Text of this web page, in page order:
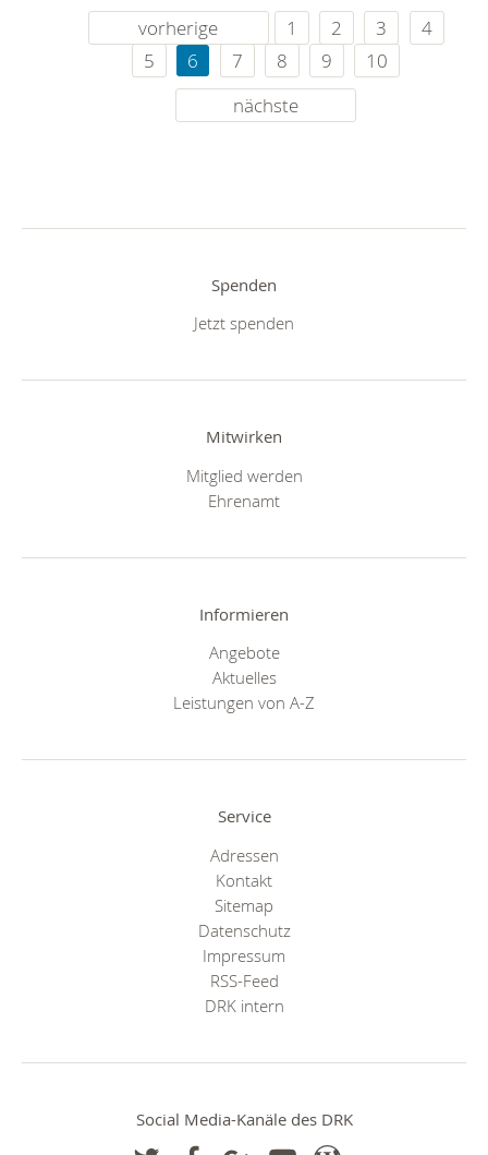
vorherige 1 2 3
4
5
6 7 8 9
10
nächste
Spenden
Jetzt spenden
Mitwirken
Mitglied werden
Ehrenamt
Informieren
Angebote
Aktuelles
Leistungen von A-Z
Service
Adressen
Kontakt
Sitemap
Datenschutz
Impressum
RSS-Feed
DRK intern
Social Media-Kanäle des DRK